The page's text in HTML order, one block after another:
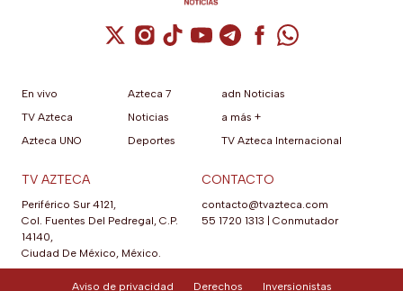
Cuenta de X / Twitter (se abre en una
Cuenta de Instagram (se abre en una
Cuenta de TikTok (se abre en
Cuenta de YouTube (se abre
Cuenta de Telegram (se
Cuenta de
Cuenta de
En vivo
TV Azteca
Azteca UNO
Azteca 7
Noticias
Deportes
adn Noticias
a más +
TV Azteca Internacional
TV AZTECA
Periférico Sur 4121,
Col. Fuentes Del Pedregal, C.P.
14140,
Ciudad De México, México.
CONTACTO
contacto@tvazteca.com
55 1720 1313 | Conmutador
Aviso de privacidad Derechos Inversionistas